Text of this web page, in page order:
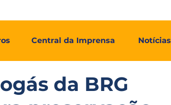
Central da Imprensa Notícias
da BRG